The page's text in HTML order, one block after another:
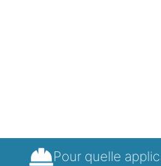
Pour quelle